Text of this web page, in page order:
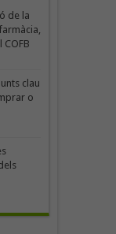
de la
clau
o